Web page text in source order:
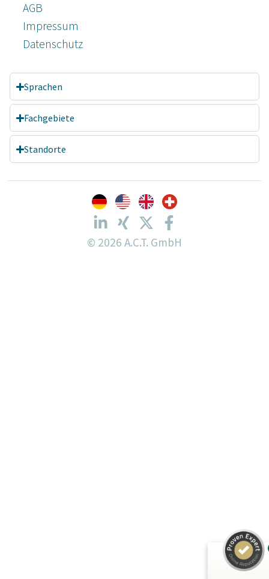
AGB
Impressum
Datenschutz­
Sprachen
Fachgebiete
Standorte
© 2026 A.C.T. GmbH
ProvenExpert.com
24